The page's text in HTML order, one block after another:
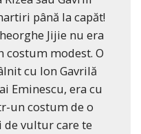
până la capăt!
Jijie nu era
costum modest. O
cu Ion Gavrilă
Eminescu, era cu
un costum de o
vultur care te